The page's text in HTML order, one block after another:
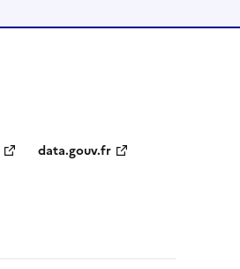
data.gouv.fr